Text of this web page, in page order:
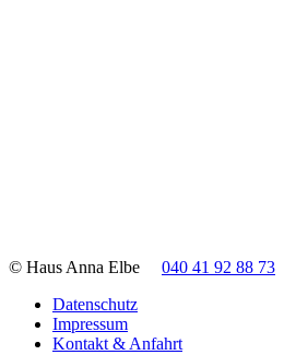
© Haus Anna Elbe 040 41 92 88 73
Datenschutz
Impressum
Kontakt & Anfahrt